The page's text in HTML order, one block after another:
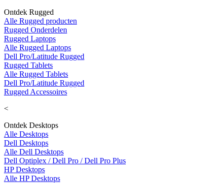
Ontdek Rugged
Alle Rugged producten
Rugged Onderdelen
Rugged Laptops
Alle Rugged Laptops
Dell Pro/Latitude Rugged
Rugged Tablets
Alle Rugged Tablets
Dell Pro/Latitude Rugged
Rugged Accessoires
<
Ontdek Desktops
Alle Desktops
Dell Desktops
Alle Dell Desktops
Dell Optiplex / Dell Pro / Dell Pro Plus
HP Desktops
Alle HP Desktops